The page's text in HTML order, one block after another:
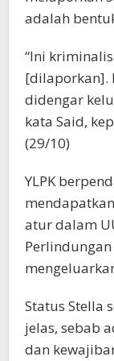
adalah
“Ini
[dilaporkan].
didengar
kata Said,
(29/10)
YLPK
atur dalam
Status Stella
jelas, sebab
dan